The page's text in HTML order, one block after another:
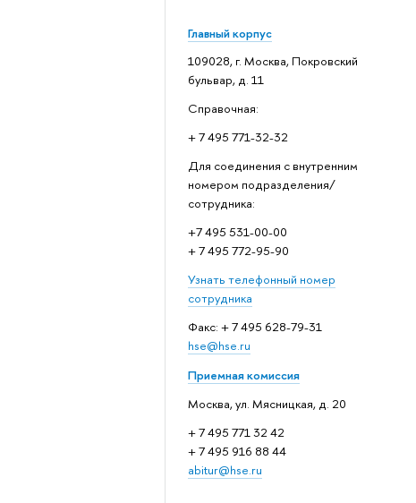
Главный корпус
109028, г. Москва, Покровский
бульвар, д. 11
Справочная:
+ 7 495 771-32-32
Для соединения с внутренним
номером подразделения/
сотрудника:
+7 495 531-00-00
+ 7 495 772-95-90
Узнать телефонный номер
сотрудника
Факс: + 7 495 628-79-31
hse@hse.ru
Приемная комиссия
Москва, ул. Мясницкая, д. 20
+ 7 495 771 32 42
+ 7 495 916 88 44
abitur@hse.ru